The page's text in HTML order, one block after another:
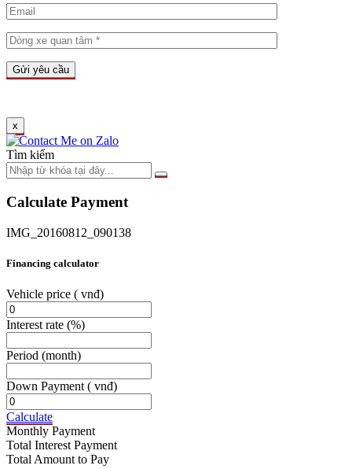
x
Tìm kiếm
Calculate Payment
IMG_20160812_090138
Financing calculator
Vehicle price ( vnđ)
Interest rate (%)
Period (month)
Down Payment ( vnđ)
Calculate
Monthly Payment
Total Interest Payment
Total Amount to Pay